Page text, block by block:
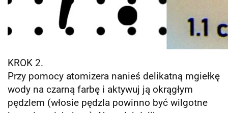
KROK 2.
Przy pomocy atomizera nanieś delikatną mgiełkę
wody na czarną farbę i aktywuj ją okrągłym
pędzlem (włosie pędzla powinno być wilgotne